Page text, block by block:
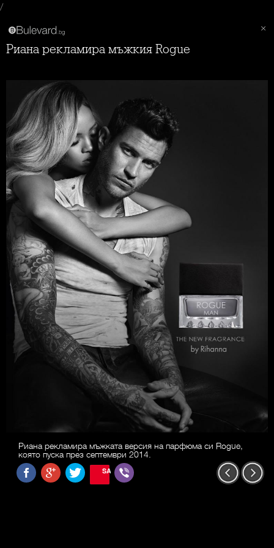
/
Риана рекламира мъжкия Rogue
Риана рекламира мъжката версия на парфюма си Rogue,
която пуска през септември 2014.
SAVE